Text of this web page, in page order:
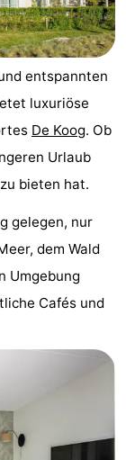
entspannten
luxuriöse
De Koog. Ob
Urlaub
zu bieten hat.
gelegen, nur
dem Wald
Umgebung
Cafés und